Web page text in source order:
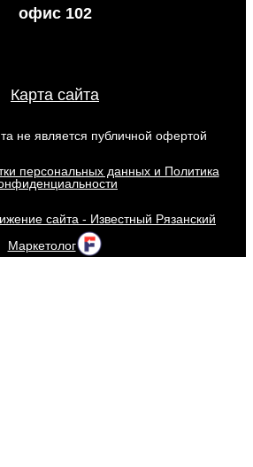
офис 102
Карта сайта
не является публичной офертой
персональных данных и Политика
сайта - Известный Рязанский
Маркетолог